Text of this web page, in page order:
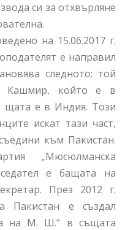
си за отхвърляне
на 15.06.2017 г.
е направил
следното: той
Кашмир, който е в
щата е в Индия. Този
искат тази част,
към Пакистан.
„Мюсюлманска
е бащата на
През 2012 г.
Пакистан е създал
на М. Ш.“ в същата